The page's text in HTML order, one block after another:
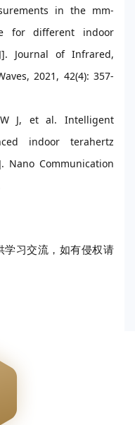
in the mm-
for different indoor
Journal of Infrared,
2021, 42(4): 357-
J, et al. Intelligent
indoor terahertz
Nano Communication
学习交流，如有侵权请